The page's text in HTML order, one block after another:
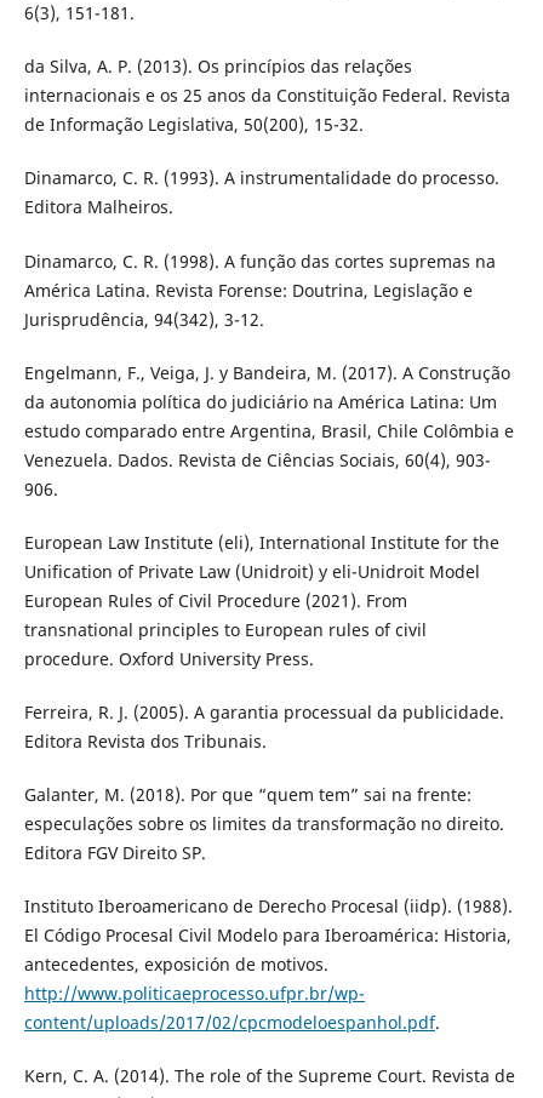
6(3), 151-181.
da Silva, A. P. (2013). Os princípios das relações
internacionais e os 25 anos da Constituição Federal. Revista
de Informação Legislativa, 50(200), 15-32.
Dinamarco, C. R. (1993). A instrumentalidade do processo.
Editora Malheiros.
Dinamarco, C. R. (1998). A função das cortes supremas na
América Latina. Revista Forense: Doutrina, Legislação e
Jurisprudência, 94(342), 3-12.
Engelmann, F., Veiga, J. y Bandeira, M. (2017). A Construção
da autonomia política do judiciário na América Latina: Um
estudo comparado entre Argentina, Brasil, Chile Colômbia e
Venezuela. Dados. Revista de Ciências Sociais, 60(4), 903-
906.
European Law Institute (eli), International Institute for the
Unification of Private Law (Unidroit) y eli-Unidroit Model
European Rules of Civil Procedure (2021). From
transnational principles to European rules of civil
procedure. Oxford University Press.
Ferreira, R. J. (2005). A garantia processual da publicidade.
Editora Revista dos Tribunais.
Galanter, M. (2018). Por que “quem tem” sai na frente:
especulações sobre os limites da transformação no direito.
Editora FGV Direito SP.
Instituto Iberoamericano de Derecho Procesal (iidp). (1988).
El Código Procesal Civil Modelo para Iberoamérica: Historia,
antecedentes, exposición de motivos.
http://www.politicaeprocesso.ufpr.br/wp-
content/uploads/2017/02/cpcmodeloespanhol.pdf.
Kern, C. A. (2014). The role of the Supreme Court. Revista de